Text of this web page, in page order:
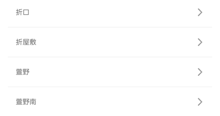
折口
折屋敷
萱野
萱野南